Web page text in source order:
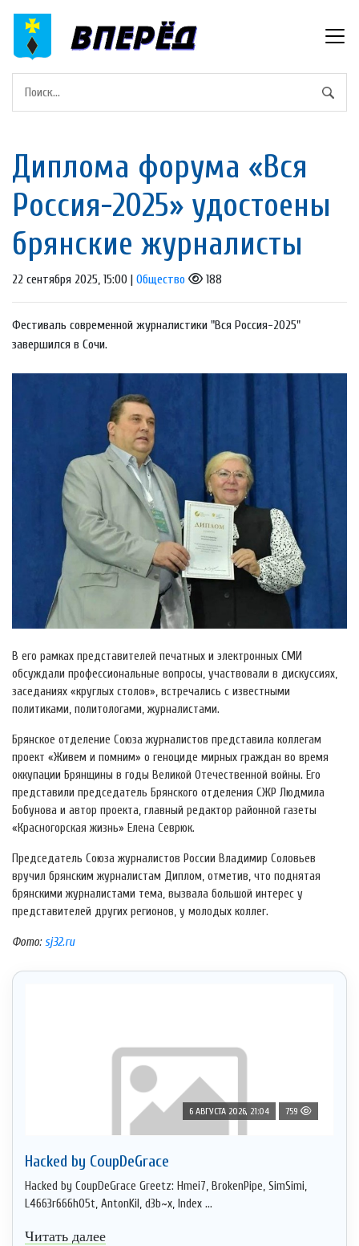
Диплома форума «Вся
Россия-2025» удостоены
брянские журналисты
22 сентября 2025, 15:00 | Общество 188
Фестиваль современной журналистики "Вся Россия-2025"
завершился в Сочи.
В его рамках представителей печатных и электронных СМИ
обсуждали профессиональные вопросы, участвовали в дискуссиях,
заседаниях «круглых столов», встречались с известными
политиками, политологами, журналистами.
Брянское отделение Союза журналистов представила коллегам
проект «Живем и помним» о геноциде мирных граждан во время
оккупации Брянщины в годы Великой Отечественной войны. Его
представили председатель Брянского отделения СЖР Людмила
Бобунова и автор проекта, главный редактор районной газеты
«Красногорская жизнь» Елена Севрюк.
Председатель Союза журналистов России Владимир Соловьев
вручил брянским журналистам Диплом, отметив, что поднятая
брянскими журналистами тема, вызвала большой интерес у
представителей других регионов, у молодых коллег.
Фото:sj32.ru
6 АВГУСТА 2026, 21:04 759
Hacked by CoupDeGrace
Hacked by CoupDeGrace Greetz: Hmei7, BrokenPipe, SimSimi,
L4663r666h05t, AntonKil, d3b~x, Index ...
Читать далее